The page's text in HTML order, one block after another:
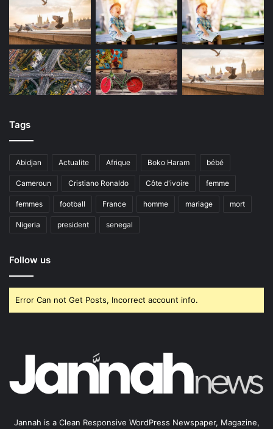
Tags
Abidjan Actualite Afrique Boko Haram bébé
Cameroun Cristiano Ronaldo Côte d'ivoire femme
femmes football France homme mariage mort
Nigeria president senegal
Follow us
Error Can not Get Posts, Incorrect account info.
Jannah is a Clean Responsive WordPress Newspaper, Magazine,